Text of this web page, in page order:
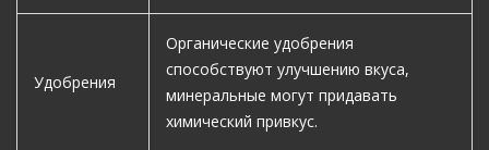
Удобрения
Органические удобрения
способствуют улучшению вкуса,
минеральные могут придавать
химический привкус.